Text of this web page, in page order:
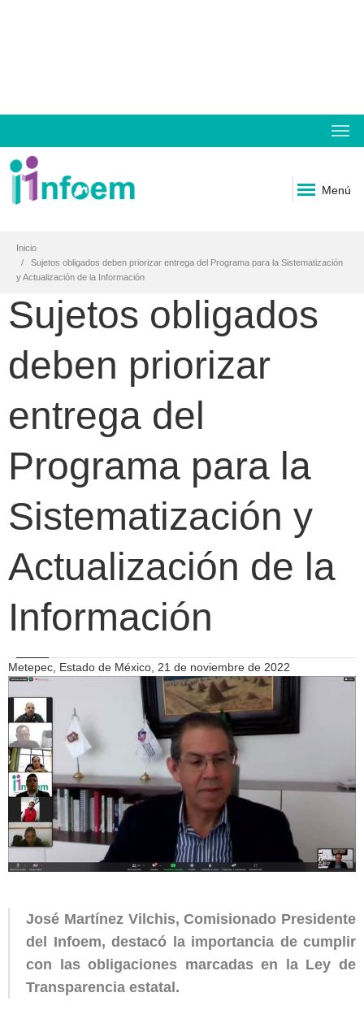
Menú
Inicio
Sujetos obligados deben priorizar entrega del Programa para la Sistematización
y Actualización de la Información
Sujetos obligados
deben priorizar
entrega del
Programa para la
Sistematización y
Actualización de la
Información
Metepec, Estado de México, 21 de noviembre de 2022
José Martínez Vilchis, Comisionado Presidente
del Infoem, destacó la importancia de cumplir
con las obligaciones marcadas en la Ley de
Transparencia estatal.